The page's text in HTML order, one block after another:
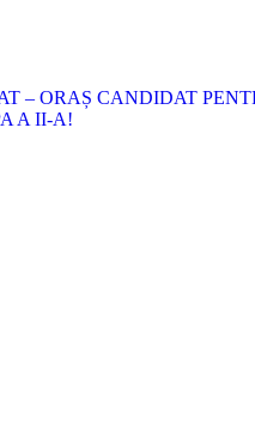
– ORAȘ CANDIDAT
A II-A!